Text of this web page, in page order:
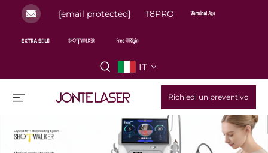
[email protected] T8PRO
IT
Richiedi un preventivo